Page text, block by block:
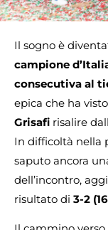
Il sogno è
campione
consecutiva al
epica che ha
Grisafi risalire
In difficoltà nella
saputo ancora
dell’incontro,
risultato di 3-2